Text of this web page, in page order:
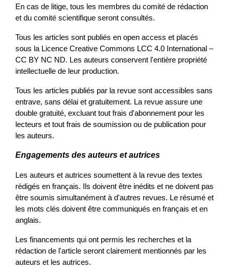
En cas de litige, tous les membres du comité de rédaction
et du comité scientifique seront consultés.
Tous les articles sont publiés en open access et placés
sous la Licence Creative Commons LCC 4.0 International –
CC BY NC ND. Les auteurs conservent l'entière propriété
intellectuelle de leur production.
Tous les articles publiés par la revue sont accessibles sans
entrave, sans délai et gratuitement. La revue assure une
double gratuité, excluant tout frais d'abonnement pour les
lecteurs et tout frais de soumission ou de publication pour
les auteurs.
Engagements des auteurs et autrices
Les auteurs et autrices soumettent à la revue des textes
rédigés en français. Ils doivent être inédits et ne doivent pas
être soumis simultanément à d'autres revues. Le résumé et
les mots clés doivent être communiqués en français et en
anglais.
Les financements qui ont permis les recherches et la
rédaction de l'article seront clairement mentionnés par les
auteurs et les autrices.